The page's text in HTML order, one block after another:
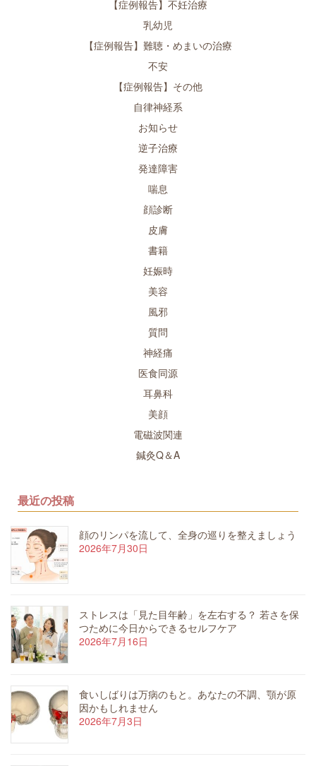
【症例報告】不妊治療
乳幼児
【症例報告】難聴・めまいの治療
不安
【症例報告】その他
自律神経系
お知らせ
逆子治療
発達障害
喘息
顔診断
皮膚
書籍
妊娠時
美容
風邪
質問
神経痛
医食同源
耳鼻科
美顔
電磁波関連
鍼灸Q＆A
最近の投稿
顔のリンパを流して、全身の巡りを整えましょう
2026年7月30日
ストレスは「見た目年齢」を左右する？ 若さを保
つために今日からできるセルフケア
2026年7月16日
食いしばりは万病のもと。あなたの不調、顎が原
因かもしれません
2026年7月3日